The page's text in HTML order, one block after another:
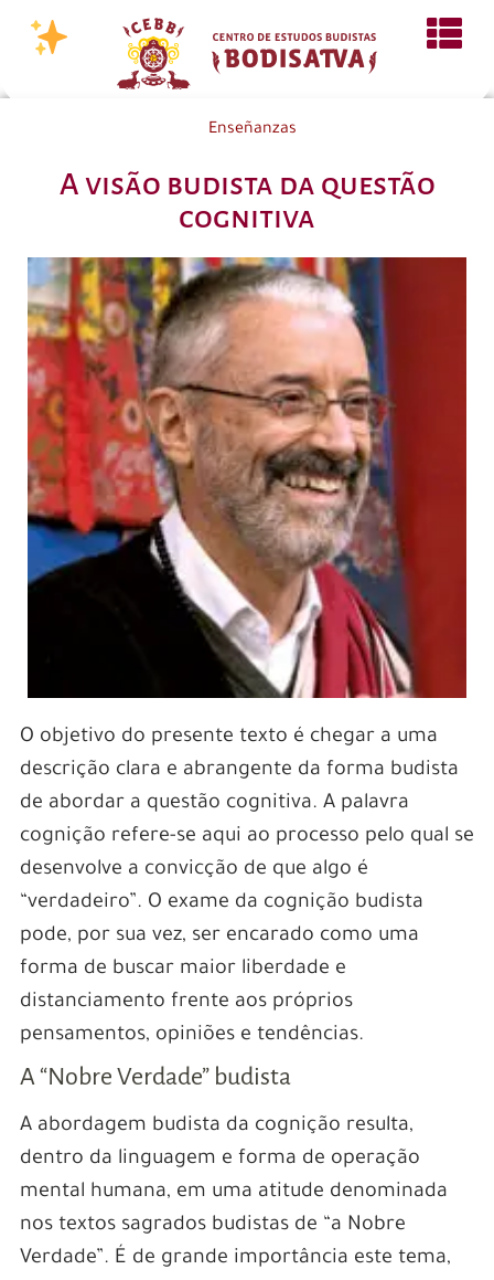
Enseñanzas
A visão budista da questão
cognitiva
O objetivo do presente texto é chegar a uma
descrição clara e abrangente da forma budista
de abordar a questão cognitiva. A palavra
cognição refere-se aqui ao processo pelo qual se
desenvolve a convicção de que algo é
“verdadeiro”. O exame da cognição budista
pode, por sua vez, ser encarado como uma
forma de buscar maior liberdade e
distanciamento frente aos próprios
pensamentos, opiniões e tendências.
A “Nobre Verdade” budista
A abordagem budista da cognição resulta,
dentro da linguagem e forma de operação
mental humana, em uma atitude denominada
nos textos sagrados budistas de “a Nobre
Verdade”. É de grande importância este tema,